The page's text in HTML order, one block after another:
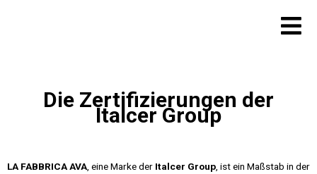
Die Zertifizierungen der
Italcer Group
LA FABBRICA AVA , eine Marke der Italcer Group , ist ein Maßstab in der